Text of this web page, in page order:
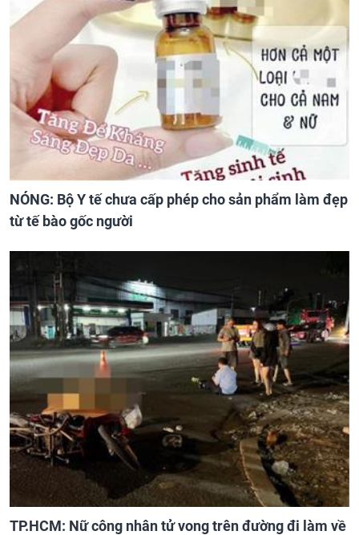
NÓNG: Bộ Y tế chưa cấp phép cho sản phẩm làm đẹp
từ tế bào gốc người
TP.HCM: Nữ công nhân tử vong trên đường đi làm về